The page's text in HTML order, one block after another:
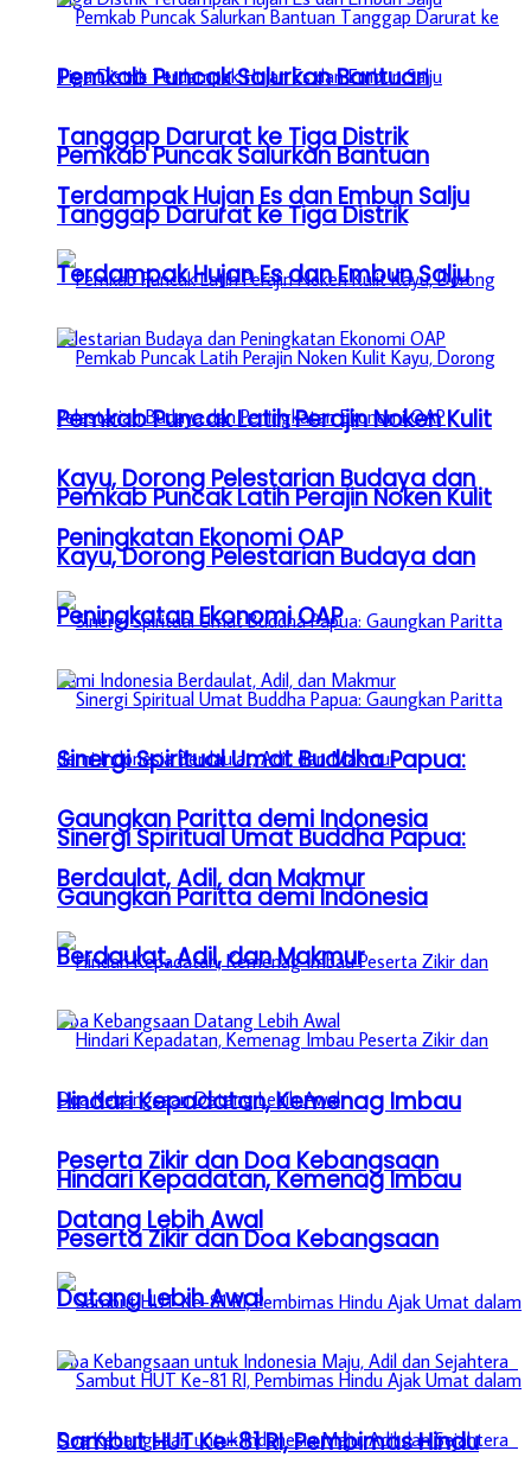
Pemkab Puncak Salurkan Bantuan
Tanggap Darurat ke Tiga Distrik
Terdampak Hujan Es dan Embun Salju
Pemkab Puncak Latih Perajin Noken Kulit
Kayu, Dorong Pelestarian Budaya dan
Peningkatan Ekonomi OAP
Sinergi Spiritual Umat Buddha Papua:
Gaungkan Paritta demi Indonesia
Berdaulat, Adil, dan Makmur
Hindari Kepadatan, Kemenag Imbau
Peserta Zikir dan Doa Kebangsaan
Datang Lebih Awal
Sambut HUT Ke-81 RI, Pembimas Hindu
Pemkab Puncak Salurkan Bantuan
Tanggap Darurat ke Tiga Distrik
Terdampak Hujan Es dan Embun Salju
Pemkab Puncak Latih Perajin Noken Kulit
Kayu, Dorong Pelestarian Budaya dan
Peningkatan Ekonomi OAP
Sinergi Spiritual Umat Buddha Papua:
Gaungkan Paritta demi Indonesia
Berdaulat, Adil, dan Makmur
Hindari Kepadatan, Kemenag Imbau
Peserta Zikir dan Doa Kebangsaan
Datang Lebih Awal